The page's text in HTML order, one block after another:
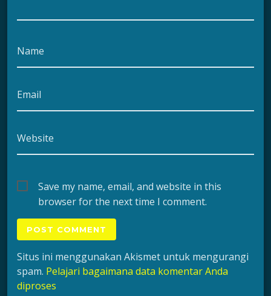
Name
Email
Website
Save my name, email, and website in this
browser for the next time I comment.
Situs ini menggunakan Akismet untuk mengurangi
spam. Pelajari bagaimana data komentar Anda
diproses